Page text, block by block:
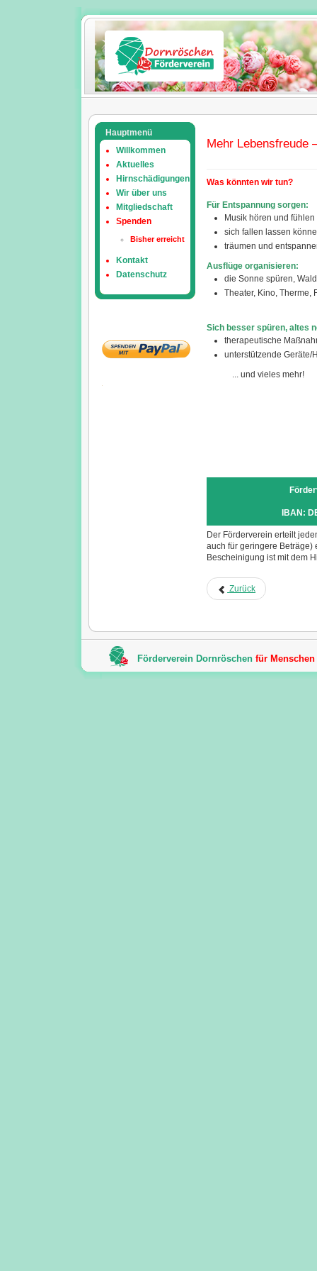
Hauptmenü
Willkommen
Aktuelles
Hirnschädigungen
Wir über uns
Mitgliedschaft
Spenden
Bisher erreicht
Kontakt
Datenschutz
Mehr Lebensfreude
Was könnten wir tun?
Für Entspannung sorgen:
Musik hören und
sich fallen lassen
träumen und
Ausflüge organisieren:
die Sonne spüren,
Theater, Kino, Therme,
Sich besser spüren, altes
therapeutische
unterstützende Geräte/
... und vieles mehr!
IBAN:
Der Förderverein erteilt
auch für geringere Beträge)
Bescheinigung ist mit dem
Zurück
Förderverein Dornröschen für